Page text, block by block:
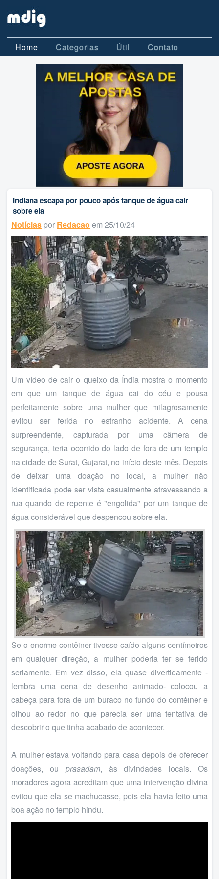
Home Categorias Útil Contato
Indiana escapa por pouco após tanque de água cair
sobre ela
Notícias por Redacao em 25/10/24
Um vídeo de cair o queixo da Índia mostra o momento
em que um tanque de água cai do céu e pousa
perfeitamente sobre uma mulher que milagrosamente
evitou ser ferida no estranho acidente. A cena
surpreendente, capturada por uma câmera de
segurança, teria ocorrido do lado de fora de um templo
na cidade de Surat, Gujarat, no início deste mês. Depois
de deixar uma doação no local, a mulher não
identificada pode ser vista casualmente atravessando a
rua quando de repente é "engolida" por um tanque de
água considerável que despencou sobre ela.
Se o enorme contêiner tivesse caído alguns centímetros
em qualquer direção, a mulher poderia ter se ferido
seriamente. Em vez disso, ela quase divertidamente -
lembra uma cena de desenho animado- colocou a
cabeça para fora de um buraco no fundo do contêiner e
olhou ao redor no que parecia ser uma tentativa de
descobrir o que tinha acabado de acontecer.
A mulher estava voltando para casa depois de oferecer
doações, ou prasadam, às divindades locais. Os
moradores agora acreditam que uma intervenção divina
evitou que ela se machucasse, pois ela havia feito uma
boa ação no templo hindu.